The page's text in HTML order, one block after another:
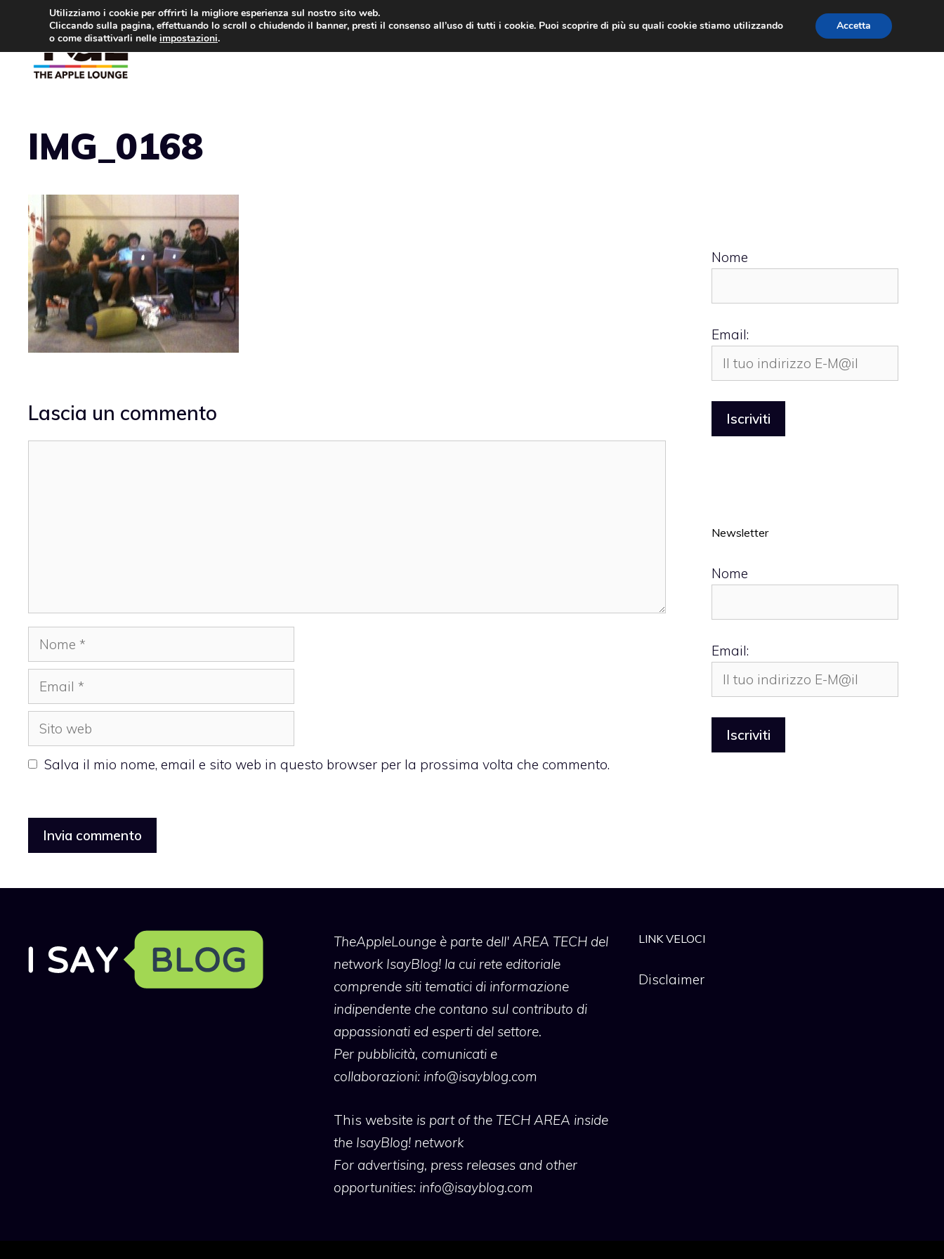
contenuto
IMG_0168
Lascia un commento
Nome
Email
Sito
web
Salva il mio nome, email e sito web in questo browser per la prossima volta che commento.
Nome
Email:
Newsletter
Nome
Email:
TheAppleLoungeè parte dell' AREA TECH del
network IsayBlog! la cui rete editoriale
comprende siti tematici di informazione
indipendente che contano sul contributo di
appassionati ed esperti del settore.
Per pubblicità, comunicati e
collaborazioni: info@isayblog.com
This website is part of the TECH AREA inside
the IsayBlog! network
For advertising, press releases and other
opportunities: info@isayblog.com
LINK VELOCI
Disclaimer
Utilizziamo i cookie per offrirti la migliore esperienza sul nostro sito web.
Cliccando sulla pagina, effettuando lo scroll o chiudendo il banner, presti il consenso all’uso di tutti i cookie. Puoi scoprire di più su quali cookie stiamo utilizzando
o come disattivarli nelle impostazioni.
Accetta